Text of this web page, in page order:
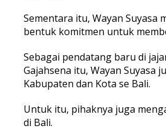
Sementara itu, Wayan Suyasa
bentuk komitmen untuk
Sebagai pendatang baru di
Gajahsena itu, Wayan
Kabupaten dan Kota se Bali.
Untuk itu, pihaknya juga
di Bali.